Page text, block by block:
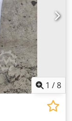
1 /8